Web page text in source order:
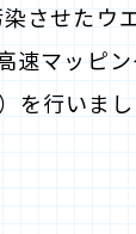
させたウ
速マッピン
を行いまし